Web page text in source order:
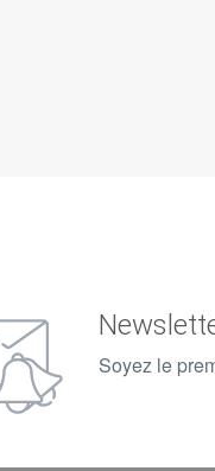
Soyez le